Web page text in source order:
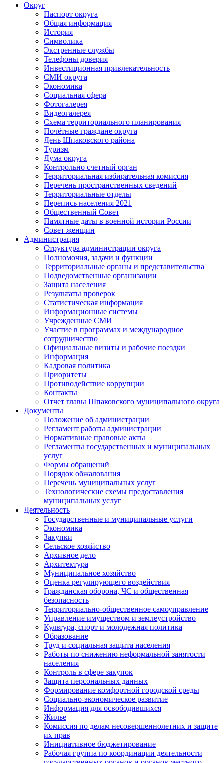
Округ
Паспорт округа
Общая информация
История
Символика
Экстренные службы
Телефоны доверия
Инвестиционная привлекательность
СМИ округа
Экономика
Социальная сфера
Фотогалерея
Видеогалерея
Схема территориального планирования
Почётные граждане округа
День Шпаковского района
Туризм
Дума округа
Контрольно счетный орган
Территориальная избирательная комиссия
Перечень пространственных сведений
Территориальные отделы
Перепись населения 2021
Общественный Совет
Памятные даты в военной истории России
Совет женщин
Администрация
Структура администрации округа
Полномочия, задачи и функции
Территориальные органы и представительства
Подведомственные организации
Защита населения
Результаты проверок
Статистическая информация
Информационные системы
Учрежденные СМИ
Участие в программах и международное
сотрудничество
Официальные визиты и рабочие поездки
Информация
Кадровая политика
Приоритеты
Противодействие коррупции
Контакты
Отчет главы Шпаковского муниципального округа
Документы
Положение об администрации
Регламент работы администрации
Нормативные правовые акты
Регламенты государственных и муниципальных
услуг
Формы обращений
Порядок обжалования
Перечень муниципальных услуг
Технологические схемы предоставления
муниципальных услуг
Деятельность
Государственные и муниципальные услуги
Экономика
Закупки
Сельское хозяйство
Архивное дело
Архитектура
Муниципальное хозяйство
Оценка регулирующего воздействия
Гражданская оборона, ЧС и общественная
безопасность
Территориально-общественное самоуправление
Управление имуществом и землеустройство
Культура, спорт и молодежная политика
Образование
Труд и социальная защита населения
Работы по снижению неформальной занятости
населения
Контроль в сфере закупок
Защита персональных данных
Формирование комфортной городской среды
Социально-экономическое развитие
Информация для освободившихся
Жилье
Комиссия по делам несовершеннолетних и защите
их прав
Инициативное бюджетирование
Рабочая группа по координации деятельности